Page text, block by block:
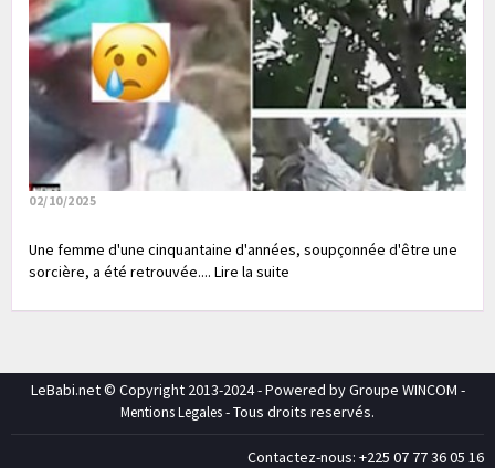
02/10/2025
Une femme d'une cinquantaine d'années, soupçonnée d'être une
sorcière, a été retrouvée.... Lire la suite
LeBabi.net © Copyright 2013-2024 - Powered by Groupe WINCOM -
Mentions Legales- Tous droits reservés.
Contactez-nous: +225 07 77 36 05 16